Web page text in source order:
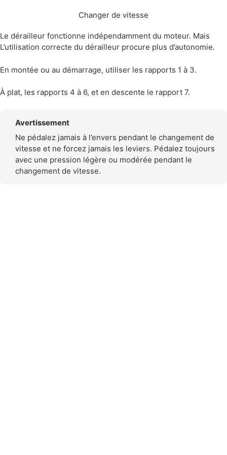
Changer de vitesse
Le dérailleur fonctionne indépendamment du moteur. Mais
L’utilisation correcte du dérailleur procure plus d’autonomie.
En montée ou au démarrage, utiliser les rapports 1 à 3.
À plat, les rapports 4 à 6, et en descente le rapport 7.
Avertissement
Ne pédalez jamais à l’envers pendant le changement de
vitesse et ne forcez jamais les leviers. Pédalez toujours
avec une pression légère ou modérée pendant le
changement de vitesse.